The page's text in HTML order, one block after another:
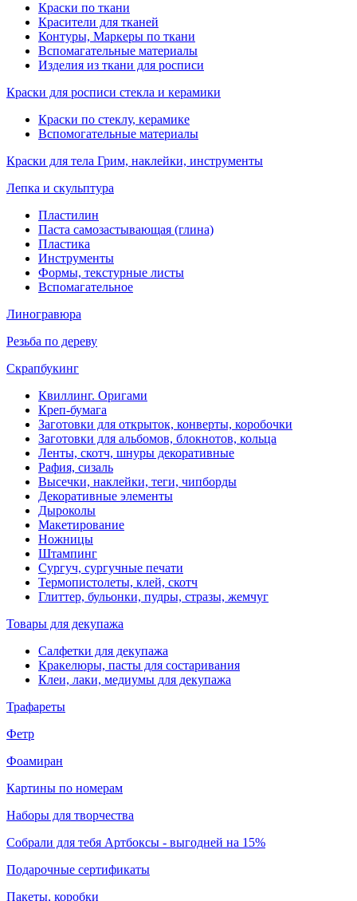
Краски по ткани
Красители для тканей
Контуры, Маркеры по ткани
Вспомагательные материалы
Изделия из ткани для росписи
Краски для росписи стекла и керамики
Краски по стеклу, керамике
Вспомогательные материалы
Краски для тела Грим, наклейки, инструменты
Лепка и скульптура
Пластилин
Паста самозастывающая (глина)
Пластика
Инструменты
Формы, текстурные листы
Вспомагательное
Линогравюра
Резьба по дереву
Скрапбукинг
Квиллинг. Оригами
Креп-бумага
Заготовки для открыток, конверты, коробочки
Заготовки для альбомов, блокнотов, кольца
Ленты, скотч, шнуры декоративные
Рафия, сизаль
Высечки, наклейки, теги, чипборды
Декоративные элементы
Дыроколы
Макетирование
Ножницы
Штампинг
Сургуч, сургучные печати
Термопистолеты, клей, скотч
Глиттер, бульонки, пудры, стразы, жемчуг
Товары для декупажа
Салфетки для декупажа
Кракелюры, пасты для состаривания
Клеи, лаки, медиумы для декупажа
Трафареты
Фетр
Фоамиран
Картины по номерам
Наборы для творчества
Собрали для тебя Артбоксы - выгодней на 15%
Подарочные сертификаты
Пакеты, коробки